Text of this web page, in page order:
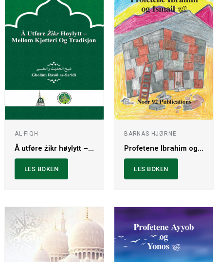
AL-FIQH
Å utføre żikr høylytt – mellom kjetteri og tradisjon
LES BOKEN
BARNAS HJØRNE
Profetene Ibrahim og Ismael
LES BOKEN